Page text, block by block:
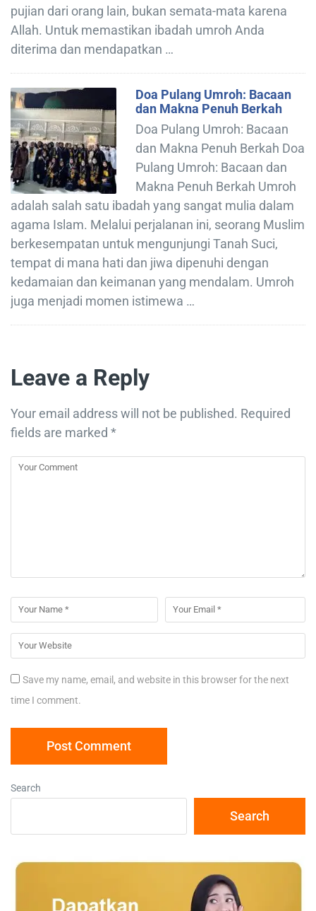
pujian dari orang lain, bukan semata-mata karena
Allah. Untuk memastikan ibadah umroh Anda
diterima dan mendapatkan …
Doa Pulang Umroh: Bacaan
dan Makna Penuh Berkah
Doa Pulang Umroh: Bacaan
dan Makna Penuh Berkah Doa
Pulang Umroh: Bacaan dan
Makna Penuh Berkah Umroh
adalah salah satu ibadah yang sangat mulia dalam
agama Islam. Melalui perjalanan ini, seorang Muslim
berkesempatan untuk mengunjungi Tanah Suci,
tempat di mana hati dan jiwa dipenuhi dengan
kedamaian dan keimanan yang mendalam. Umroh
juga menjadi momen istimewa …
Leave a Reply
Your email address will not be published. Required
fields are marked *
Save my name, email, and website in this browser for the next
time I comment.
Search
Search